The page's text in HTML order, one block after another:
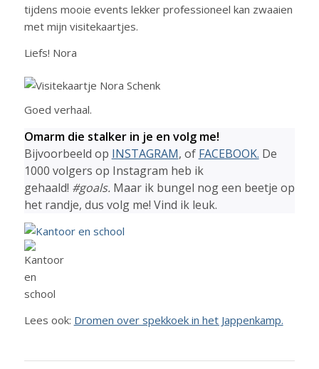
tijdens mooie events lekker professioneel kan zwaaien
met mijn visitekaartjes.
Liefs! Nora
Goed verhaal.
Omarm die stalker in je en volg me!
Bijvoorbeeld op INSTAGRAM, of FACEBOOK. De
1000 volgers op Instagram heb ik
gehaald! #goals.Maar ik bungel nog een beetje op
het randje, dus volg me! Vind ik leuk.
Lees ook: Dromen over spekkoek in het Jappenkamp.